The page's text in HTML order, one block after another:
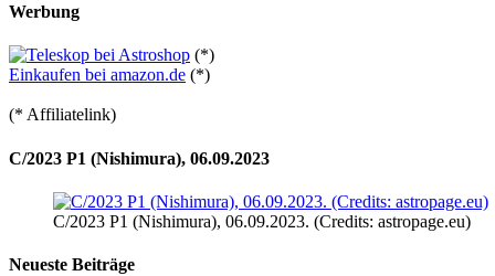
Werbung
(*)
Einkaufen bei amazon.de (*)
(* Affiliatelink)
C/2023 P1 (Nishimura), 06.09.2023
C/2023 P1 (Nishimura), 06.09.2023. (Credits: astropage.eu)
Neueste Beiträge